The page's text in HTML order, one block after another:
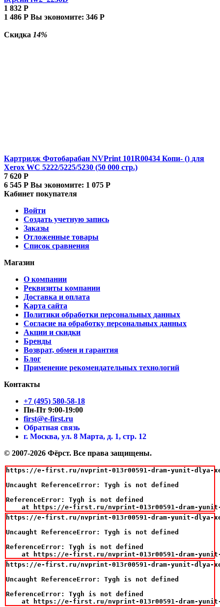
1 832 Р
1 486 Р Вы экономите: 346 Р
Скидка 14%
Картридж Фотобарабан NVPrint 101R00434 Копи- () для
Xerox WC 5222/5225/5230 (50 000 стр.)
7 620 Р
6 545 Р Вы экономите: 1 075 Р
Кабинет покупателя
Войти
Создать учетную запись
Заказы
Отложенные товары
Список сравнения
Магазин
О компании
Реквизиты компании
Доставка и оплата
Карта сайта
Политики обработки персональных данных
Согласие на обработку персональных данных
Акции и скидки
Бренды
Возврат, обмен и гарантия
Блог
Применение рекомендательных технологий
Контакты
+7 (495) 580-58-18
Пн-Пт 9:00-19:00
first@e-first.ru
Обратная связь
г. Москва, ул. 8 Марта, д. 1, стр. 12
© 2007-2026 Фёрст. Все права защищены.
https://e-first.ru/nvprint-013r00591-dram-yunit-dlya-
Uncaught ReferenceError: Tygh is not defined
ReferenceError: Tygh is not defined
at https://e-first.ru/nvprint-013r00591-dram-
https://e-first.ru/nvprint-013r00591-dram-yunit-dlya-
Uncaught ReferenceError: Tygh is not defined
ReferenceError: Tygh is not defined
at https://e-first.ru/nvprint-013r00591-dram-
https://e-first.ru/nvprint-013r00591-dram-yunit-dlya-
Uncaught ReferenceError: Tygh is not defined
ReferenceError: Tygh is not defined
at https://e-first.ru/nvprint-013r00591-dram-